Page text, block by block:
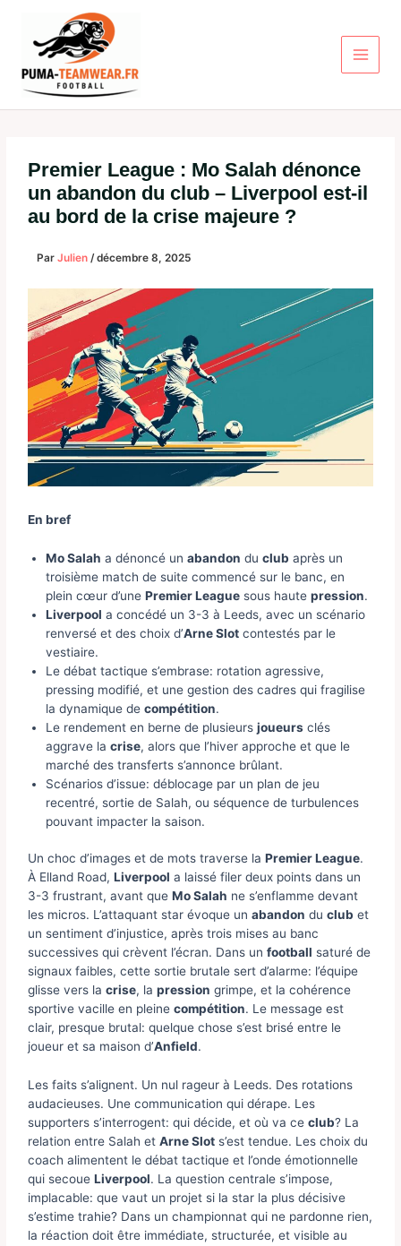
contenu
Premier League : Mo Salah dénonce
un abandon du club – Liverpool est-il
au bord de la crise majeure ?
ParJulien/décembre 8, 2025
En bref
Mo Salah a dénoncé unabandon duclub après un
troisième match de suite commencé sur le banc, en
plein cœur d’unePremier League sous hautepression.
Liverpool a concédé un 3-3 à Leeds, avec un scénario
renversé et des choix d’Arne Slot contestés par le
vestiaire.
Le débat tactique s’embrase: rotation agressive,
pressing modifié, et une gestion des cadres qui fragilise
la dynamique decompétition.
Le rendement en berne de plusieursjoueurs clés
aggrave lacrise, alors que l’hiver approche et que le
marché des transferts s’annonce brûlant.
Scénarios d’issue: déblocage par un plan de jeu
recentré, sortie de Salah, ou séquence de turbulences
pouvant impacter la saison.
Un choc d’images et de mots traverse laPremier League.
À Elland Road,Liverpool a laissé filer deux points dans un
3-3 frustrant, avant queMo Salah ne s’enflamme devant
les micros. L’attaquant star évoque unabandon duclub et
un sentiment d’injustice, après trois mises au banc
successives qui crèvent l’écran. Dans unfootball saturé de
signaux faibles, cette sortie brutale sert d’alarme: l’équipe
glisse vers lacrise, lapression grimpe, et la cohérence
sportive vacille en pleinecompétition. Le message est
clair, presque brutal: quelque chose s’est brisé entre le
joueur et sa maison d’Anfield.
Les faits s’alignent. Un nul rageur à Leeds. Des rotations
audacieuses. Une communication qui dérape. Les
supporters s’interrogent: qui décide, et où va ceclub? La
relation entre Salah etArne Slot s’est tendue. Les choix du
coach alimentent le débat tactique et l’onde émotionnelle
qui secoueLiverpool. La question centrale s’impose,
implacable: que vaut un projet si la star la plus décisive
s’estime trahie? Dans un championnat qui ne pardonne rien,
la réaction doit être immédiate, structurée, et visible au